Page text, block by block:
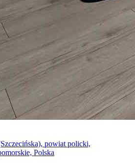
powiat policki,
Polska